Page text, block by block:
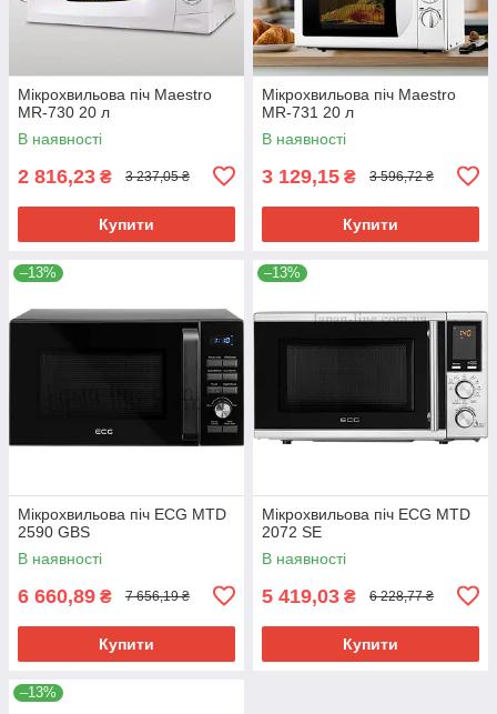
Мікрохвильова піч Maestro
MR-730 20 л
В наявності
2 816,23 ₴ 3 237,05 ₴
Купити
Мікрохвильова піч Maestro
MR-731 20 л
В наявності
3 129,15 ₴ 3 596,72 ₴
Купити
–13%
Мікрохвильова піч ECG MTD
2590 GBS
В наявності
6 660,89 ₴ 7 656,19 ₴
Купити
–13%
Мікрохвильова піч ECG MTD
2072 SE
В наявності
5 419,03 ₴ 6 228,77 ₴
Купити
–13%